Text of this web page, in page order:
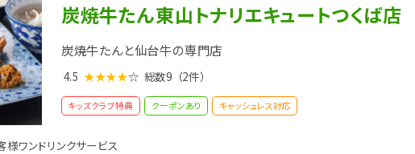
炭焼牛たん東山トナリエキュートつくば店
炭焼牛たんと仙台牛の専門店
4.5 ★★★★☆ 総数9 （2件）
キッズクラブ特典 クーポンあり キャッシュレス対応
ワンドリンクサービス